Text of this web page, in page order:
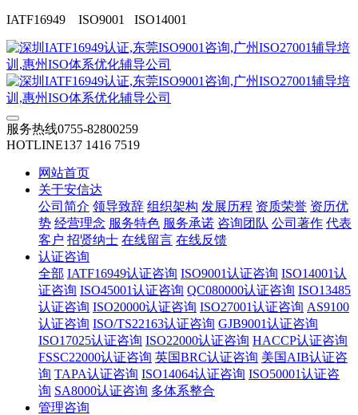
IATF16949 ISO9001 ISO14001
服务热线0755-82800259
HOTLINE137 1416 7519
网站首页
关于安信达
公司简介 领导致辞 组织架构 发展历程 资质荣誉 资历优
势 经营理念 服务特色 服务承诺 咨询团队 公司著作 代表
客户 招贤纳士 在线留言 在线反馈
认证咨询
全部 IATF16949认证咨询 ISO9001认证咨询 ISO14001认
证咨询 ISO45001认证咨询 QC080000认证咨询 ISO13485
认证咨询 ISO20000认证咨询 ISO27001认证咨询 AS9100
认证咨询 ISO/TS22163认证咨询 GJB9001认证咨询
ISO17025认证咨询 ISO22000认证咨询 HACCP认证咨询
FSSC22000认证咨询 英国BRC认证咨询 美国AIB认证咨
询 TAPA认证咨询 ISO14064认证咨询 ISO50001认证咨
询 SA8000认证咨询 多体系整合
管理咨询